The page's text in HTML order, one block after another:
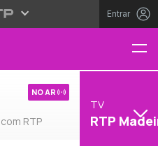
Entrar
RTP
NO AR
TV
RTP